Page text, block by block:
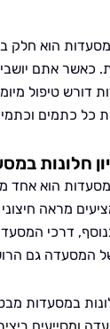
במסעדות הוא
כאשר אתם
דורש טיפול
כל כתמים וכתמי
חלונות
במסעדות הוא
מראה
דרכי
של המסעדה גם
במסעדות
ומסייעים